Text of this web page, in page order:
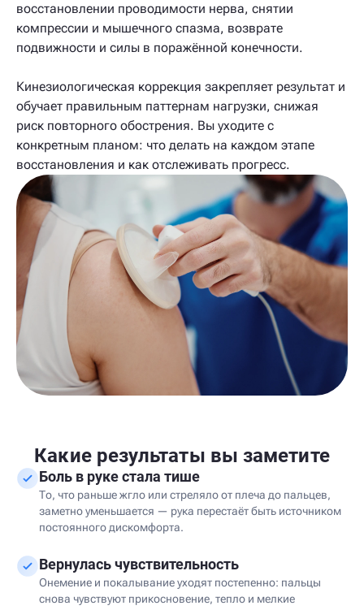
восстановлении проводимости нерва, снятии
компрессии и мышечного спазма, возврате
подвижности и силы в поражённой конечности.
Кинезиологическая коррекция закрепляет результат и
обучает правильным паттернам нагрузки, снижая
риск повторного обострения. Вы уходите с
конкретным планом: что делать на каждом этапе
восстановления и как отслеживать прогресс.
Какие результаты вы заметите
Боль в руке стала тише
То, что раньше жгло или стреляло от плеча до пальцев,
заметно уменьшается — рука перестаёт быть источником
постоянного дискомфорта.
Вернулась чувствительность
Онемение и покалывание уходят постепенно: пальцы
снова чувствуют прикосновение, тепло и мелкие